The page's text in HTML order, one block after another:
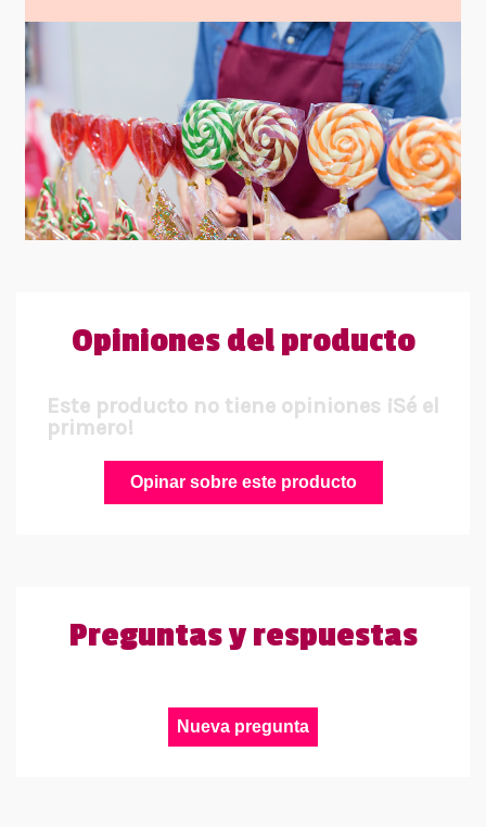
Opiniones del producto
Este producto no tiene opiniones ¡Sé el
primero!
Opinar sobre este producto
Preguntas y respuestas
Nueva pregunta